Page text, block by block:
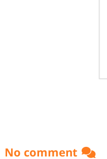
No comment